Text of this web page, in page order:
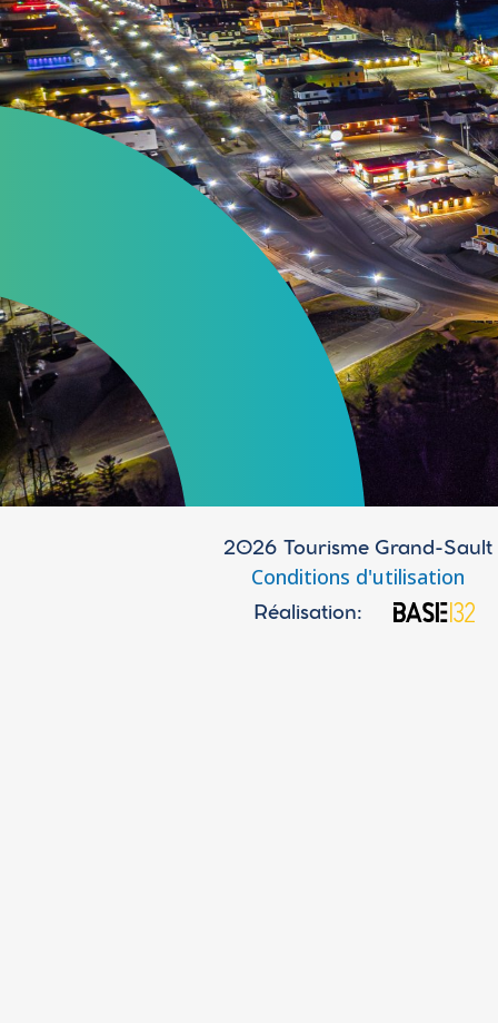
2026 Tourisme Grand-Sault
Conditions d'utilisation
Réalisation: